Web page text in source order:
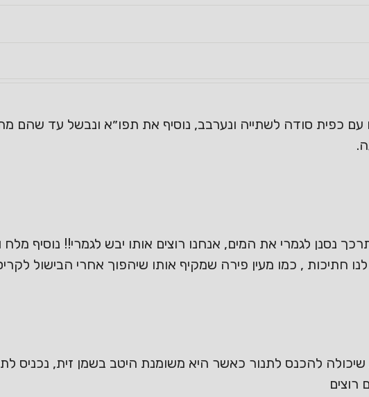
עם כפית סודה לשתייה ונערבב, נוסיף את תפו״א ונבשל עד שהם
נסנן לגמרי את המים, אנחנו רוצים אותו יבש לגמרי!! נוסיף
חתיכות , כמו מעין פירה שמקיף אותו שיהפוך אחרי הבישול